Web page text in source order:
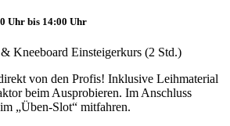
Uhr bis 14:00 Uhr
Kneeboard Einsteigerkurs (2 Std.)
von den Profis! Inklusive Leihmaterial
beim Ausprobieren. Im Anschluss
„Üben-Slot“ mitfahren.